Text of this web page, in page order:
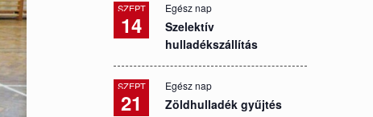
SZEPT
14
Egész nap
Szelektív
hulladékszállítás
SZEPT
21
Egész nap
Zöldhulladék gyűjtés